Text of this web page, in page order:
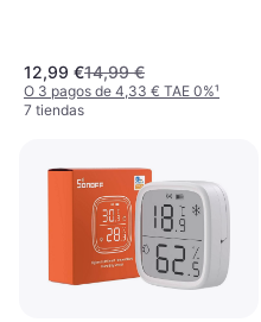
12,99 €14,99 €
O 3 pagos de 4,33 € TAE 0%¹
7 tiendas